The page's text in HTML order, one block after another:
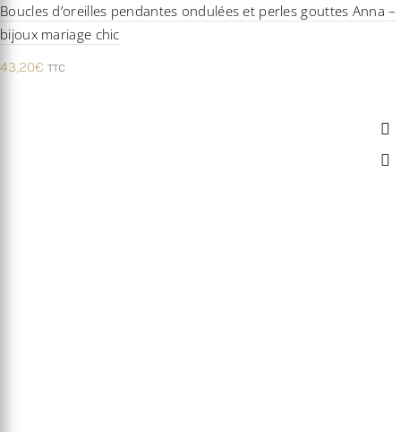
Boucles d’oreilles pendantes ondulées et perles gouttes Anna –
bijoux mariage chic
43,20€ TTC